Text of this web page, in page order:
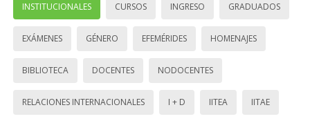
INSTITUCIONALES CURSOS INGRESO GRADUADOS
EXÁMENES GÉNERO EFEMÉRIDES HOMENAJES
BIBLIOTECA DOCENTES NODOCENTES
RELACIONES INTERNACIONALES I + D IITEA IITAE